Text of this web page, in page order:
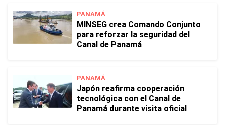
PANAMÁ
MINSEG crea Comando Conjunto
para reforzar la seguridad del
Canal de Panamá
PANAMÁ
Japón reafirma cooperación
tecnológica con el Canal de
Panamá durante visita oficial